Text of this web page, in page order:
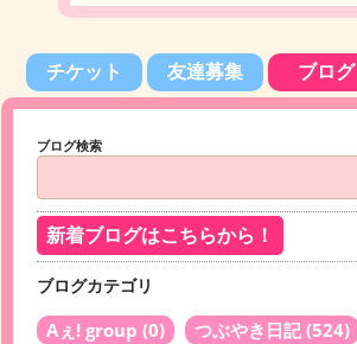
チケット 友達募集 ブログ
ブログ検索
新着ブログはこちらから！
ブログカテゴリ
Aぇ! group (0) つぶやき日記(524)